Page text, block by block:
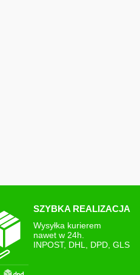
SZYBKA REALIZACJA
Wysyłka kurierem
nawet w 24h.
INPOST, DHL, DPD, GLS